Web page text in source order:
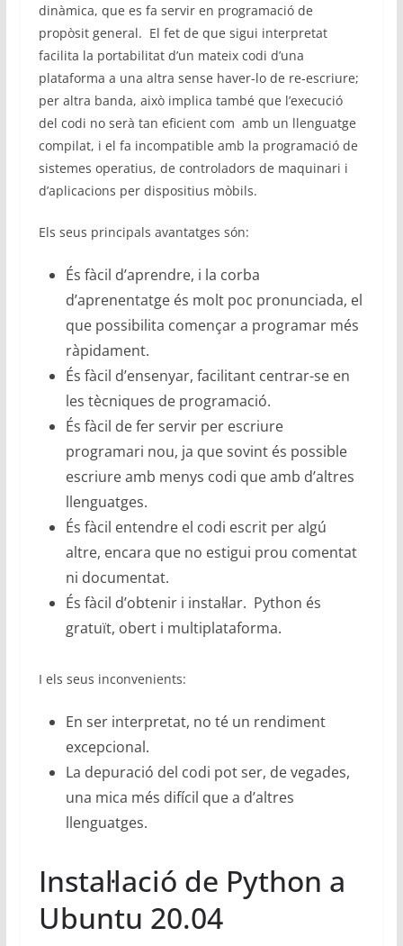
dinàmica, que es fa servir en programació de
propòsit general. El fet de que sigui interpretat
facilita la portabilitat d’un mateix codi d’una
plataforma a una altra sense haver-lo de re-escriure;
per altra banda, això implica també que l’execució
del codi no serà tan eficient com amb un llenguatge
compilat, i el fa incompatible amb la programació de
sistemes operatius, de controladors de maquinari i
d’aplicacions per dispositius mòbils.
Els seus principals avantatges són:
És fàcil d’aprendre, i la corba
d’aprenentatge és molt poc pronunciada, el
que possibilita començar a programar més
ràpidament.
És fàcil d’ensenyar, facilitant centrar-se en
les tècniques de programació.
És fàcil de fer servir per escriure
programari nou, ja que sovint és possible
escriure amb menys codi que amb d’altres
llenguatges.
És fàcil entendre el codi escrit per algú
altre, encara que no estigui prou comentat
ni documentat.
És fàcil d’obtenir i instal·lar. Python és
gratuït, obert i multiplataforma.
I els seus inconvenients:
En ser interpretat, no té un rendiment
excepcional.
La depuració del codi pot ser, de vegades,
una mica més difícil que a d’altres
llenguatges.
Instal·lació de Python a
Ubuntu 20.04